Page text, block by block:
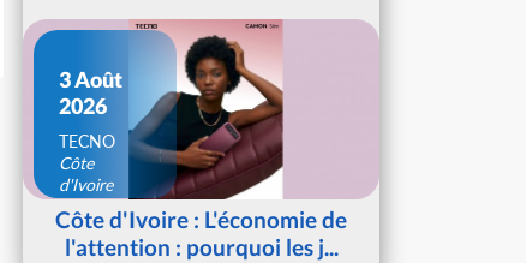
3 Août
2026
TECNO
Côte
d'Ivoire
Côte d'Ivoire : L'économie de
l'attention : pourquoi les j...